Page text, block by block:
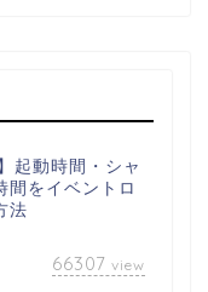
起動時間・シャ
間をイベントロ
法
66307 view